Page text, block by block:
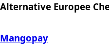
Alternative Europee
Mangopay